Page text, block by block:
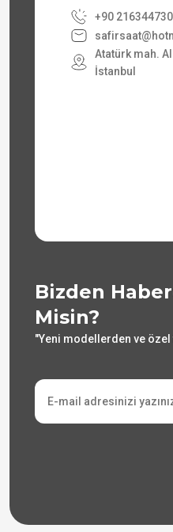
+90
Atatürk mah.
İstanbul
Bizden
Misin?
"Yeni modellerden ve